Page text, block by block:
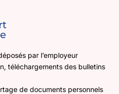
par l’employeur
téléchargements des bulletins
de documents personnels